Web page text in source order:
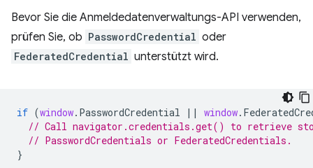
Bevor Sie die Anmeldedatenverwaltungs-API verwenden,
prüfen Sie, ob PasswordCredential oder
FederatedCredential unterstützt wird.
if (window. PasswordCredential || window.
// Call navigator.credentials.get() to retrieve
// PasswordCredentials or FederatedCredentials.
}